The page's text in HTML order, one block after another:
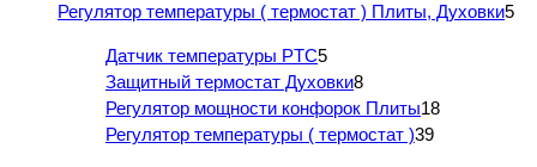
Регулятор температуры ( термостат ) Плиты, Духовки5
Датчик температуры PTC5
Защитный термостат Духовки8
Регулятор мощности конфорок Плиты18
Регулятор температуры ( термостат )39